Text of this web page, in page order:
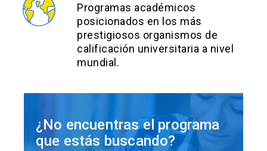
Programas académicos
posicionados en los más
prestigiosos organismos de
calificación universitaria a nivel
mundial.
¿No encuentras el programa
que estás buscando?